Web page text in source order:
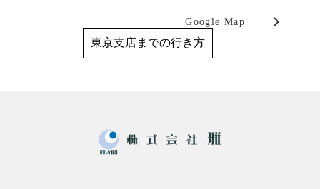
Google Map
東京支店までの行き方